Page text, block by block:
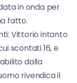
in onda per
fatto.
Vittorio intanto
scontati 16, e
dalla
rivendica il